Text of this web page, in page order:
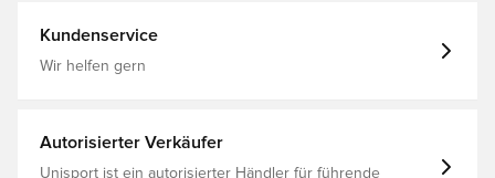
Kundenservice
Wir helfen gern
Autorisierter Verkäufer
Unisport ist ein autorisierter Händler für führende